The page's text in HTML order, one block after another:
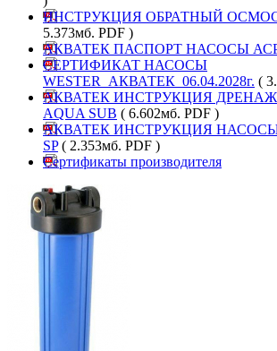
ИНСТРУКЦИЯ ОБРАТНЫЙ
5.373мб. PDF )
АКВАТЕК ПАСПОРТ НАСОСЫ
СЕРТИФИКАТ НАСОСЫ
WESTER_АКВАТЕК_06.04.2028г. (
АКВАТЕК ИНСТРУКЦИЯ
AQUA SUB ( 6.602мб. PDF )
АКВАТЕК ИНСТРУКЦИЯ
SP( 2.353мб. PDF )
Сертификаты производителя